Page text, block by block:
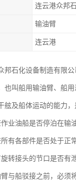
连云港众邦
输油臂
连云港
邦石化设备制造有限
也叫船用输油臂、船
舷及船体运动的能力
业油船是否停泊在输
有各部件是否处于正
转接头的节口是否有
与船驳接之前，必须